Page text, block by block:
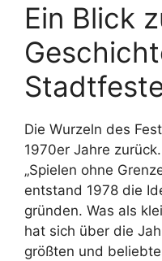
Ein Blick
Die Wurzeln des
1970er Jahre
„Spielen ohne
entstand 1978 die
gründen. Was als
hat sich über die
größten und